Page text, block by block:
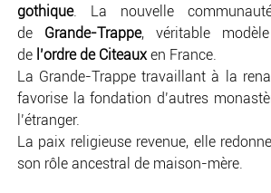
gothique. La nouvelle
de Grande-Trappe, véritable
del’ordre de Citeaux en France.
La Grande-Trappe travaillant à la
favorise la fondation d’autres
l’étranger.
La paix religieuse revenue, elle
son rôle ancestral de maison-mère.